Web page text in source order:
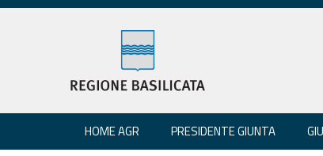
HOME AGR PRESIDENTE GIUNTA